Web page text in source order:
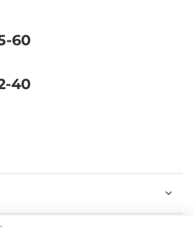
60
40